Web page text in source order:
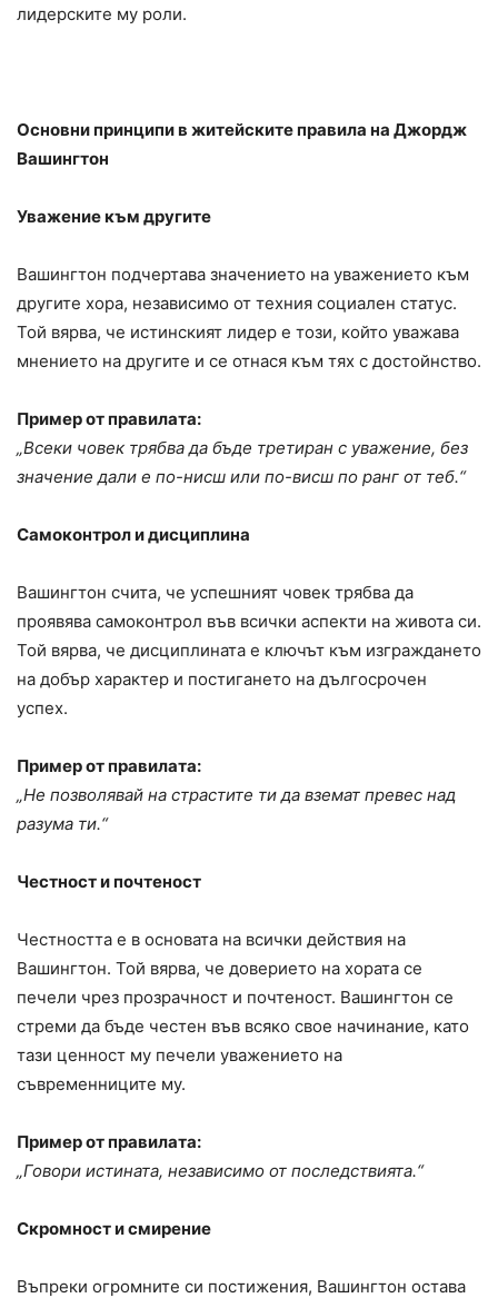
лидерските му роли.
Основни принципи в житейските правила на Джордж
Вашингтон
Уважение към другите
Вашингтон подчертава значението на уважението към
другите хора, независимо от техния социален статус.
Той вярва, че истинският лидер е този, който уважава
мнението на другите и се отнася към тях с достойнство.
Пример от правилата:
„Всеки човек трябва да бъде третиран с уважение, без
значение дали е по-нисш или по-висш по ранг от теб.“
Самоконтрол и дисциплина
Вашингтон счита, че успешният човек трябва да
проявява самоконтрол във всички аспекти на живота си.
Той вярва, че дисциплината е ключът към изграждането
на добър характер и постигането на дългосрочен
успех.
Пример от правилата:
„Не позволявай на страстите ти да вземат превес над
разума ти.“
Честност и почтеност
Честността е в основата на всички действия на
Вашингтон. Той вярва, че доверието на хората се
печели чрез прозрачност и почтеност. Вашингтон се
стреми да бъде честен във всяко свое начинание, като
тази ценност му печели уважението на
съвременниците му.
Пример от правилата:
„Говори истината, независимо от последствията.“
Скромност и смирение
Въпреки огромните си постижения, Вашингтон остава